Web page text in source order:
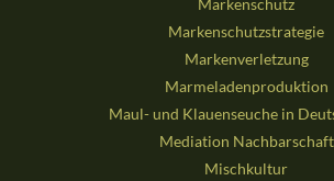
Markenschutz
Markenschutzstrategie
Markenverletzung
Marmeladenproduktion
Maul- und Klauenseuche in
Mediation Nachbarschaft
Mischkultur